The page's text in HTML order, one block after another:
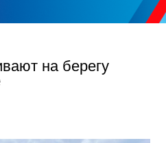
на берегу